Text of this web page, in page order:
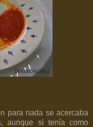
para nada se acercaba
aunque si tenía como